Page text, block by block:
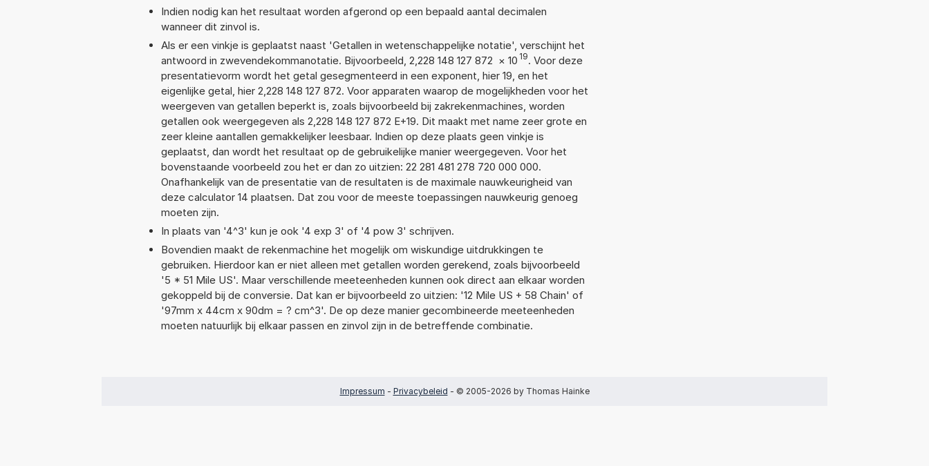
Indien nodig kan het resultaat worden afgerond op een bepaald aantal decimalen
wanneer dit zinvol is.
Als er een vinkje is geplaatst naast 'Getallen in wetenschappelijke notatie', verschijnt het
antwoord in zwevendekommanotatie. Bijvoorbeeld, 2,228 148 127 872 × 10 19. Voor deze
presentatievorm wordt het getal gesegmenteerd in een exponent, hier 19, en het
eigenlijke getal, hier 2,228 148 127 872. Voor apparaten waarop de mogelijkheden voor het
weergeven van getallen beperkt is, zoals bijvoorbeeld bij zakrekenmachines, worden
getallen ook weergegeven als 2,228 148 127 872 E+19. Dit maakt met name zeer grote en
zeer kleine aantallen gemakkelijker leesbaar. Indien op deze plaats geen vinkje is
geplaatst, dan wordt het resultaat op de gebruikelijke manier weergegeven. Voor het
bovenstaande voorbeeld zou het er dan zo uitzien: 22 281 481 278 720 000 000.
Onafhankelijk van de presentatie van de resultaten is de maximale nauwkeurigheid van
deze calculator 14 plaatsen. Dat zou voor de meeste toepassingen nauwkeurig genoeg
moeten zijn.
In plaats van '4^3' kun je ook '4 exp 3' of '4 pow 3' schrijven.
Bovendien maakt de rekenmachine het mogelijk om wiskundige uitdrukkingen te
gebruiken. Hierdoor kan er niet alleen met getallen worden gerekend, zoals bijvoorbeeld
'5 * 51 Mile US'. Maar verschillende meeteenheden kunnen ook direct aan elkaar worden
gekoppeld bij de conversie. Dat kan er bijvoorbeeld zo uitzien: '12 Mile US + 58 Chain' of
'97mm x 44cm x 90dm = ? cm^3'. De op deze manier gecombineerde meeteenheden
moeten natuurlijk bij elkaar passen en zinvol zijn in de betreffende combinatie.
Impressum - Privacybeleid - © 2005-2026 by Thomas Hainke